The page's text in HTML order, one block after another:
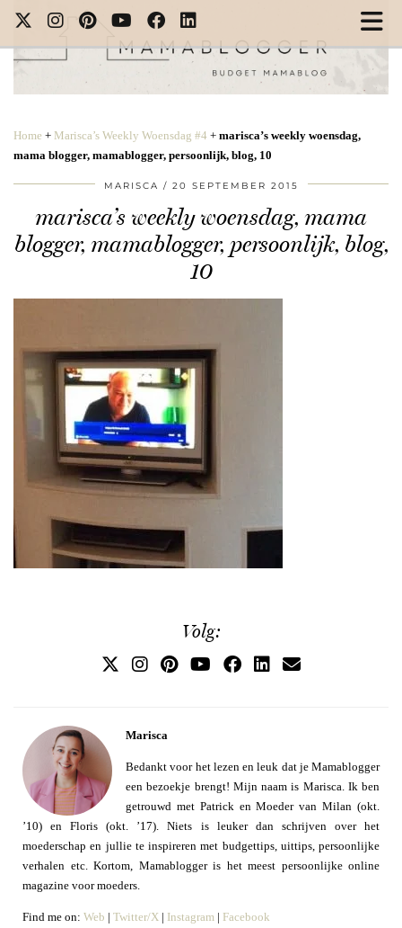
Home + Marisca’s Weekly Woensdag #4 + marisca’s weekly woensdag,
mama blogger, mamablogger, persoonlijk, blog, 10
MARISCA 20 SEPTEMBER 2015
marisca’s weekly woensdag, mama
blogger, mamablogger, persoonlijk, blog,
10
Volg:
Marisca
Bedankt voor het lezen en leuk dat je Mamablogger
een bezoekje brengt! Mijn naam is Marisca. Ik ben
getrouwd met Patrick en Moeder van Milan (okt.
’10) en Floris (okt. ’17). Niets is leuker dan schrijven over het
moederschap en jullie te inspireren met budgettips, uittips, persoonlijke
verhalen etc. Kortom, Mamablogger is het meest persoonlijke online
magazine voor moeders.
Find me on: Web | Twitter/X | Instagram | Facebook